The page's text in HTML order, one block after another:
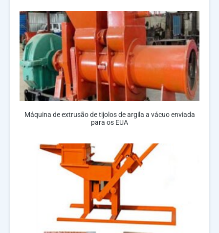
Máquina de extrusão de tijolos de argila a vácuo enviada
para os EUA